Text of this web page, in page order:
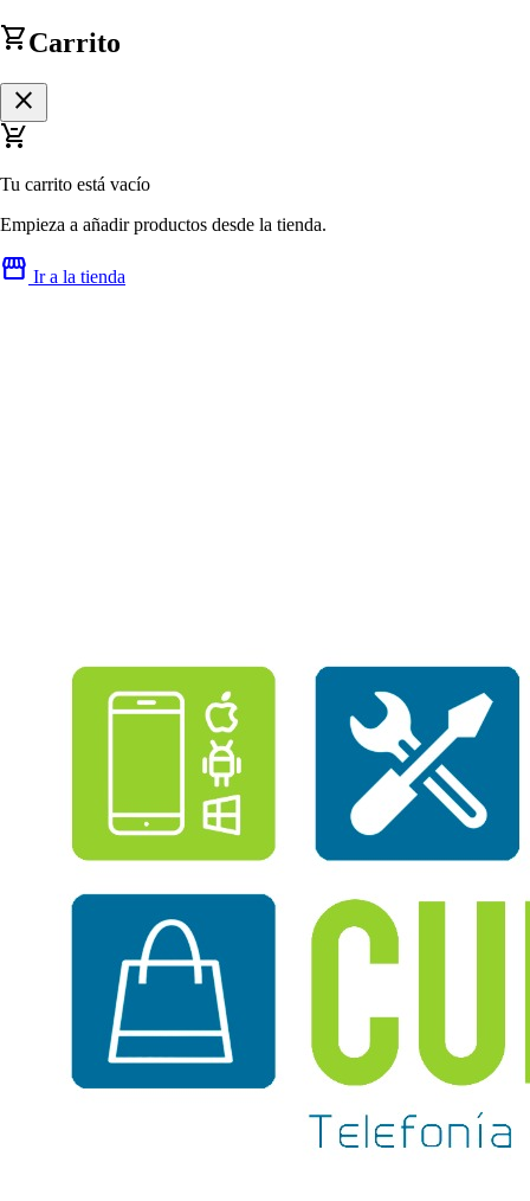
shopping_cartCarrito
close
remove_shopping_cart
Tu carrito está vacío
Empieza a añadir productos desde la tienda.
storefront Ir a la tienda